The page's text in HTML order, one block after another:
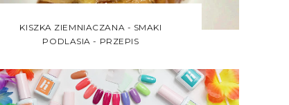
KISZKA ZIEMNIACZANA - SMAKI
PODLASIA - PRZEPIS